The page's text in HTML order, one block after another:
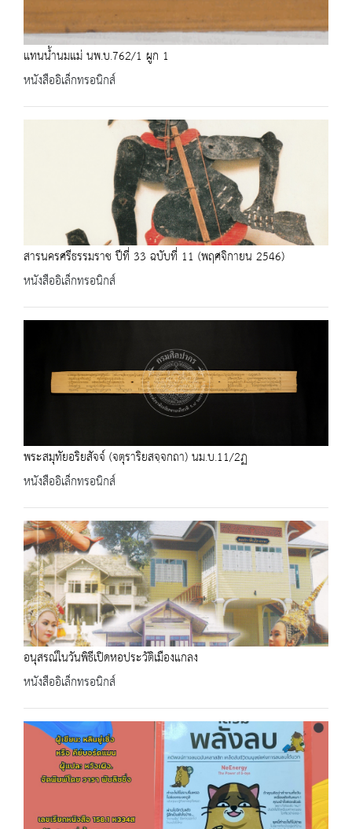
แทนน้ำนมแม่ นพ.บ.762/1 ผูก 1
หนังสืออิเล็กทรอนิกส์
สารนครศรีธรรมราช ปีที่ 33 ฉบับที่ 11 (พฤศจิกายน 2546)
หนังสืออิเล็กทรอนิกส์
พระสมุทัยอริยสัจจ์ (จตุราริยสจฺจกถา) นม.บ.11/2ฏ
หนังสืออิเล็กทรอนิกส์
อนุสรณ์ในวันพิธีเปิดหอประวัติเมืองแกลง
หนังสืออิเล็กทรอนิกส์